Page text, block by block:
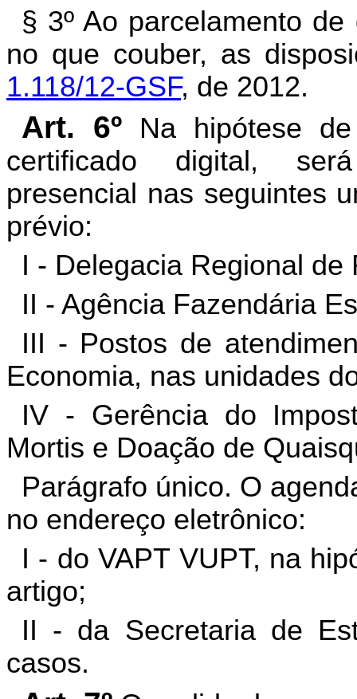
§ 3º Ao parcelamento
no que couber, as
1.118/12-GSF, de 2012.
Art. 6ºNa hipótese de
certificado digital,
presencial nas seguintes
prévio:
I - Delegacia Regional de
II - Agência Fazendária
III - Postos de
Economia, nas unidades
IV - Gerência do
Mortis e Doação de
Parágrafo único. O
no endereço eletrônico:
I - do VAPT VUPT, na
artigo;
II - da Secretaria de
casos.